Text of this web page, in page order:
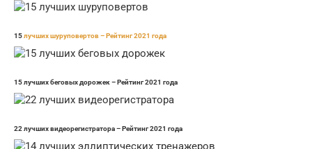
15лучших шуруповертов – Рейтинг 2021 года
15 лучших беговых дорожек – Рейтинг 2021 года
22 лучших видеорегистратора – Рейтинг 2021 года